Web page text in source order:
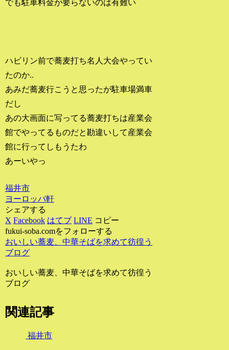
でも駐車料金が要らないのは有難い
ハビリン前で蕎麦打ち名人大会やってい
たのか..
あみだ蕎麦行こうと思ったが駐車場満車
だし
あの大画面に写ってる蕎麦打ちは産業会
館でやってるものだと勘違いして産業会
館に行ってしもうたわ
あーいやっ
福井市
ヨーロッパ軒
シェアする
X Facebook はてブ LINE コピー
fukui-soba.comをフォローする
おいしい蕎麦、中華そばを求めて彷徨う
ブログ
おいしい蕎麦、中華そばを求めて彷徨う
ブログ
関連記事
福井市